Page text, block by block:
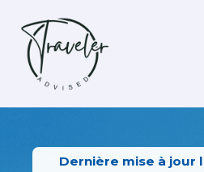
contenu
» Europe
Dernière mise à jour